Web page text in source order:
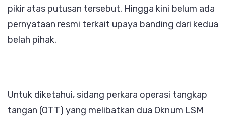
pikir atas putusan tersebut. Hingga kini belum ada
pernyataan resmi terkait upaya banding dari kedua
belah pihak.
Untuk diketahui, sidang perkara operasi tangkap
tangan (OTT) yang melibatkan dua Oknum LSM